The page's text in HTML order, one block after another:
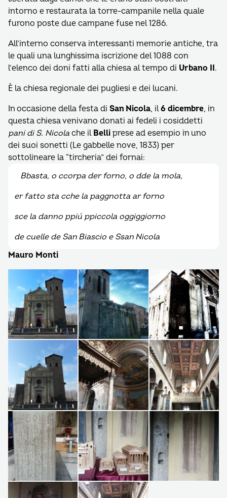
intorno e restaurata la torre-campanile nella quale
furono poste due campane fuse nel 1286.
All’interno conserva interessanti memorie antiche, tra
le quali una lunghissima iscrizione del 1088 con
l’elenco dei doni fatti alla chiesa al tempo di Urbano II.
È la chiesa regionale dei pugliesi e dei lucani.
In occasione della festa di San Nicola, il6 dicembre, in
questa chiesa venivano donati ai fedeli i cosiddetti
pani di S. Nicola che il Belli prese ad esempio in uno
dei suoi sonetti (Le gabbelle nove, 1833) per
sottolineare la “tircheria” dei fornai:
Bbasta, o ccorpa der forno, o dde la mola,
er fatto sta cche la paggnotta ar forno
sce la danno ppiú ppiccola oggiggiorno
de cuelle de San Biascio e Ssan Nicola
Mauro Monti